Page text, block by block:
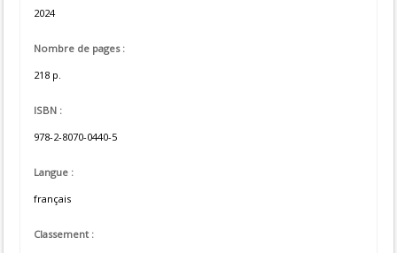
2024
Nombre de pages :
218 p.
ISBN :
978-2-8070-0440-5
Langue :
français
Classement :